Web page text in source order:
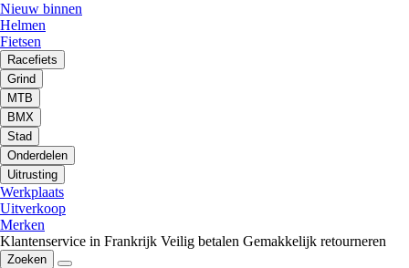
Nieuw binnen
Helmen
Fietsen
Racefiets
Grind
MTB
BMX
Stad
Onderdelen
Uitrusting
Werkplaats
Uitverkoop
Merken
Klantenservice in Frankrijk Veilig betalen Gemakkelijk retourneren
Zoeken